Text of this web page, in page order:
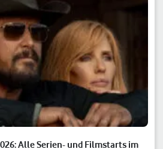
Alle Serien- und Filmstarts im